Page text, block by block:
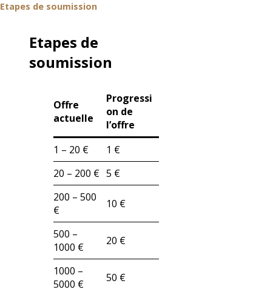
Etapes de soumission
Etapes de
soumission
Offre
actuelle
Progressi
on de
l’offre
1 – 20 €
1 €
20 – 200 € 5 €
200 – 500
€
10 €
500 –
1000 €
20 €
1000 –
5000 €
50 €